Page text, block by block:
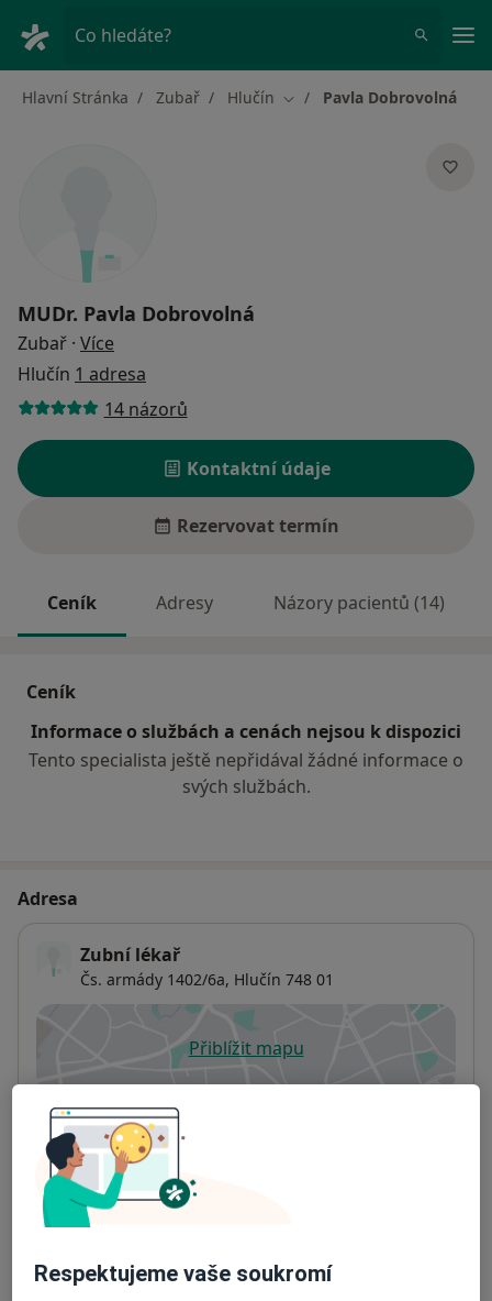
Co hledáte?
Hlavní Stránka Zubař Hlučín Změna města
Pavla Dobrovolná
MUDr. Pavla Dobrovolná
Zubař · Více
Hlučín 1 adresa
14 názorů
Kontaktní údaje
Rezervovat termín
Ceník Adresy Názory pacientů (14)
Ceník
Informace o službách a cenách nejsou k dispozici
Tento specialista ještě nepřidával žádné informace o
svých službách.
Adresa
Zubní lékař
Čs. armády 1402/6a, Hlučín 748 01
Přiblížit mapuse otevře v nové záložce
Dostupnost
Na této adrese online kalendář není aktivní
Co mám v takové situaci udělat?
Způsoby platby (soukromé návštěvy)
Detaily
Respektujeme vaše soukromí